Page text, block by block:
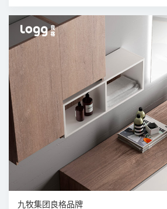
九牧集团良格品牌